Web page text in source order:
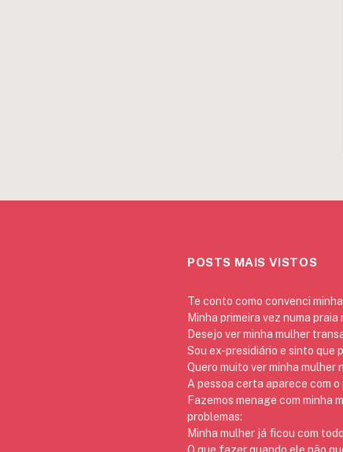
POSTS MAIS VISTOS
Te conto como convenci
Minha primeira vez numa
Desejo ver minha mulher
Sou ex-presidiário e sinto que
Quero muito ver minha mulher
A pessoa certa aparece com
Fazemos menage com minha
problemas:
Minha mulher já ficou com
O que fazer quando ele não